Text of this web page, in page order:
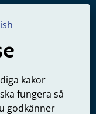
kakor
fungera så
godkänner